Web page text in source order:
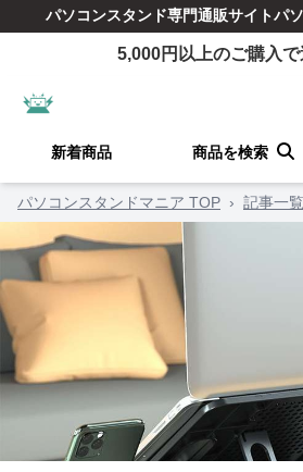
パソコンスタンド専門通販サイトパ
5,000円以上のご購入
新着商品 商品を検索
パソコンスタンドマニア TOP › 記事一覧